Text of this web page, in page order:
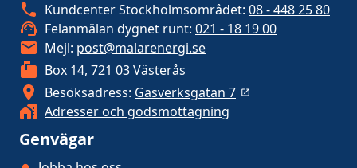
Kundcenter Stockholmsområdet: 08 - 448 25 80
Felanmälan dygnet runt: 021 - 18 19 00
Mejl: post@malarenergi.se
Box 14, 721 03 Västerås
Besöksadress: Gasverksgatan 7
Adresser och godsmottagning
Genvägar